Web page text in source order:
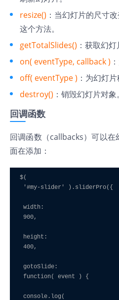
resize() ：当幻灯片的尺寸
这个方法。
getTotalSlides() ：获取幻
on( eventType, callback )
off( eventType ) ：为幻灯
destroy() ：销毁幻灯片对象。
回调函数
回调函数（callbacks）可以
面在添加：
$(
'#my-slider' ).sliderPro({
width:
900,
height:
400,
gotoSlide:
function( event ) {
console.log(